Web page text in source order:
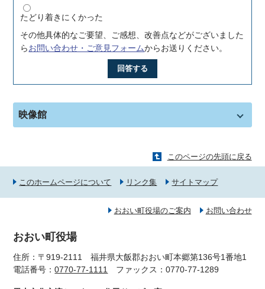
たどり着きにくかった
その他具体的なご要望、ご感想、改善点などがございました
らお問い合わせ・ご意見フォームからお送りください。
回答する
映像館
このページの先頭に戻る
このホームページについて リンク集 サイトマップ
おおい町役場のご案内 お問い合わせ
おおい町役場
住所：〒919-2111 福井県大飯郡おおい町本郷第136号1番地1
電話番号：0770-77-1111 ファックス：0770-77-1289